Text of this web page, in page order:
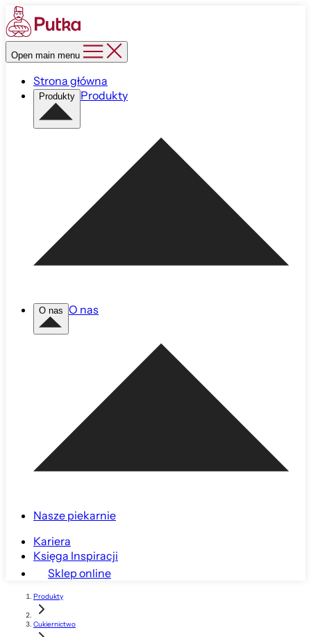
Open main menu
Strona główna
Produkty Produkty
O nas O nas
Nasze piekarnie
Kariera
Księga Inspiracji
Sklep online
Produkty
Cukiernictwo